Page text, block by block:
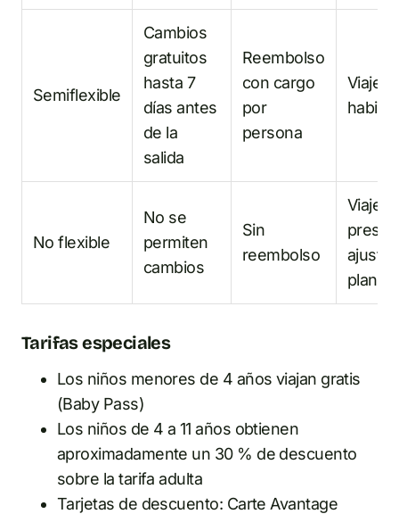
Semiflexible
Cambios
gratuitos
hasta 7
días antes
de la
salida
Reembolso
con cargo
por
persona
No flexible
No se
permiten
cambios
Sin
reembolso
Tarifas especiales
Los niños menores de 4 años viajan gratis
(Baby Pass)
Los niños de 4 a 11 años obtienen
aproximadamente un 30 % de descuento
sobre la tarifa adulta
Tarjetas de descuento: Carte Avantage